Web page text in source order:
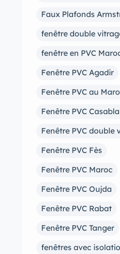
Faux Plafonds
fenêtre double
fenêtre en PVC
Fenêtre PVC Agadir
Fenêtre PVC au
Fenêtre PVC
Fenêtre PVC double
Fenêtre PVC Fès
Fenêtre PVC Maroc
Fenêtre PVC Oujda
Fenêtre PVC Rabat
Fenêtre PVC Tanger
fenêtres avec